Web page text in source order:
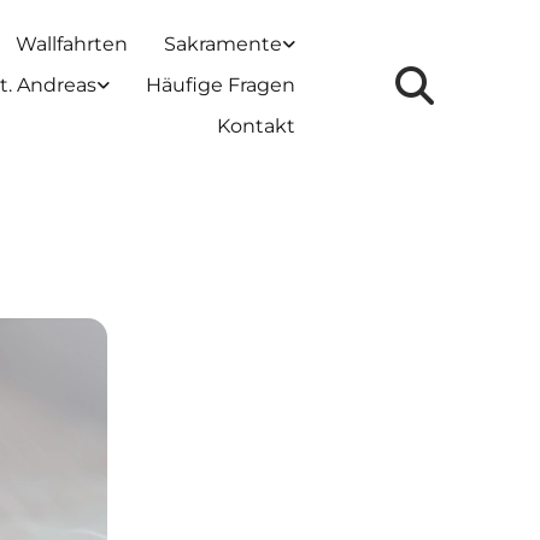
Wallfahrten
Sakramente
Andreas
Häufige Fragen
Kontakt